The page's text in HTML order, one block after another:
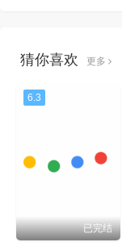
猜你喜欢 更多
6.3
已完结